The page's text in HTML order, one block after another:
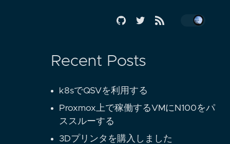
Recent Posts
k8sでQSVを利用する
Proxmox上で稼働するVMにN100をパ
ススルーする
3Dプリンタを購入しました